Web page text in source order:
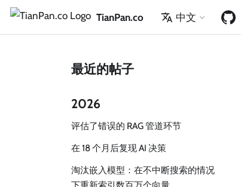
TianPan.co 中文
最近的帖子
2026
评估了错误的 RAG 管道环节
在 18 个月后复现 AI 决策
淘汰嵌入模型：在不中断搜索的情况
下重新索引数百万个向量